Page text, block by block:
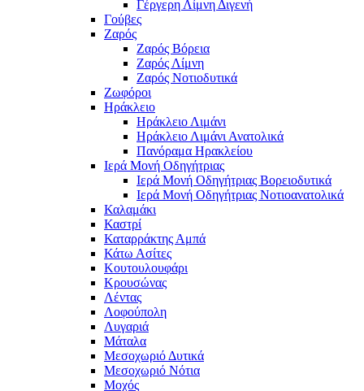
Γέργερη Λίμνη Διγενή
Γούβες
Ζαρός
Ζαρός Βόρεια
Ζαρός Λίμνη
Ζαρός Νοτιοδυτικά
Ζωφόροι
Ηράκλειο
Ηράκλειο Λιμάνι
Ηράκλειο Λιμάνι Ανατολικά
Πανόραμα Ηρακλείου
Ιερά Μονή Οδηγήτριας
Ιερά Μονή Οδηγήτριας Βορειοδυτικά
Ιερά Μονή Οδηγήτριας Νοτιοανατολικά
Καλαμάκι
Καστρί
Καταρράκτης Αμπά
Κάτω Ασίτες
Κουτουλουφάρι
Κρουσώνας
Λέντας
Λοφούπολη
Λυγαριά
Μάταλα
Μεσοχωριό Δυτικά
Μεσοχωριό Νότια
Μοχός